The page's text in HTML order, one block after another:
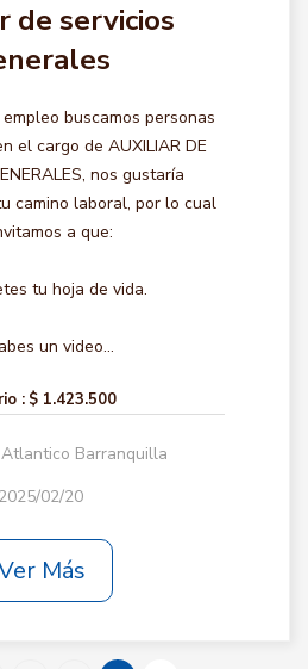
de servicios
buscamos personas
el cargo de AUXILIAR DE
nos gustaría
camino laboral, por lo cual
a que:
tu hoja de vida.
un video...
: $ 1.423.500
Barranquilla
2025/02/20
Más